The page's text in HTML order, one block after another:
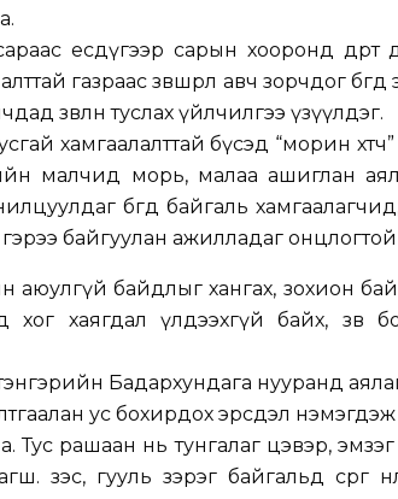
есдүгээр сарын хооронд
газраас зөвшөөрөл авч зорчдог
зөвлөн туслах үйлчилгээ үзүүлдэг.
хамгаалалттай бүсэд “морин
малчид морь, малаа ашиглан
бөгөөд байгаль
байгуулан ажилладаг
аюулгүй байдлыг хангах, зохион
хог хаягдал үлдээхгүй байх, зөв
Бадархундага нууранд
ус бохирдох эрсдэл
Тус рашаан нь тунгалаг цэвэр,
зэс, гууль зэрэг байгальд сөрөг